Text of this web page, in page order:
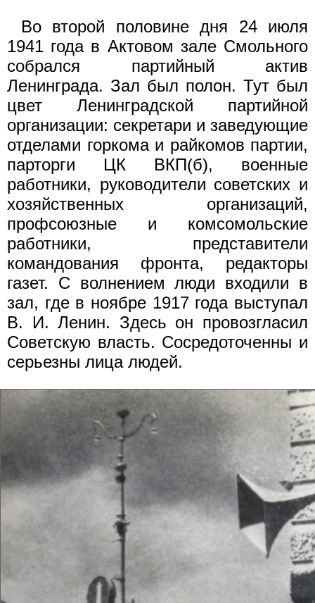
Во второй половине дня 24 июля
1941 года в Актовом зале Смольного
собрался партийный актив
Ленинграда. Зал был полон. Тут был
цвет Ленинградской партийной
организации: секретари и заведующие
отделами горкома и райкомов партии,
парторги ЦК ВКП(б), военные
работники, руководители советских и
хозяйственных организаций,
профсоюзные и комсомольские
работники, представители
командования фронта, редакторы
газет. С волнением люди входили в
зал, где в ноябре 1917 года выступал
В. И. Ленин. Здесь он провозгласил
Советскую власть. Сосредоточенны и
серьезны лица людей.